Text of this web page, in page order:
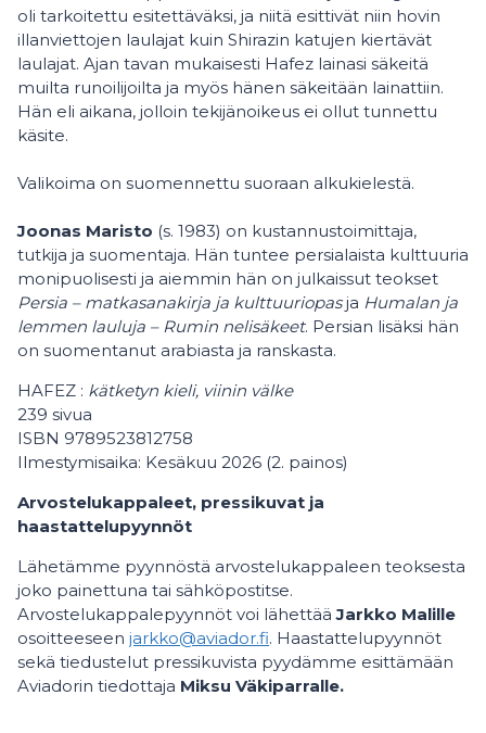
oli tarkoitettu esitettäväksi, ja niitä esittivät niin hovin
illanviettojen laulajat kuin Shirazin katujen kiertävät
laulajat. Ajan tavan mukaisesti Hafez lainasi säkeitä
muilta runoilijoilta ja myös hänen säkeitään lainattiin.
Hän eli aikana, jolloin tekijänoikeus ei ollut tunnettu
käsite.
Valikoima on suomennettu suoraan alkukielestä.
Joonas Maristo (s. 1983) on kustannustoimittaja,
tutkija ja suomentaja. Hän tuntee persialaista kulttuuria
monipuolisesti ja aiemmin hän on julkaissut teokset
Persia – matkasanakirja ja kulttuuriopasja Humalan ja
lemmen lauluja – Rumin nelisäkeet. Persian lisäksi hän
on suomentanut arabiasta ja ranskasta.
HAFEZ : kätketyn kieli, viinin välke
239 sivua
ISBN 9789523812758
Ilmestymisaika: Kesäkuu 2026 (2. painos)
Arvostelukappaleet, pressikuvat ja
haastattelupyynnöt
Lähetämme pyynnöstä arvostelukappaleen teoksesta
joko painettuna tai sähköpostitse.
Arvostelukappalepyynnöt voi lähettääJarkko Malille
osoitteeseen jarkko@aviador.fi. Haastattelupyynnöt
sekä tiedustelut pressikuvista pyydämme esittämään
Aviadorin tiedottaja Miksu Väkiparralle.